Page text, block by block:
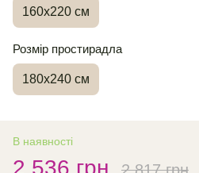
160х220 см
Розмір простирадла
180х240 см
В наявності
2 536 грн 2 817 грн